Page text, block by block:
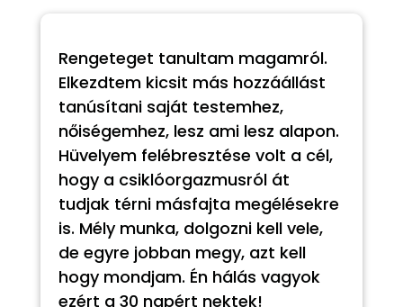
Rengeteget tanultam magamról.
Elkezdtem kicsit más hozzáállást
tanúsítani saját testemhez,
nőiségemhez, lesz ami lesz alapon.
Hüvelyem felébresztése volt a cél,
hogy a csiklóorgazmusról át
tudjak térni másfajta megélésekre
is. Mély munka, dolgozni kell vele,
de egyre jobban megy, azt kell
hogy mondjam. Én hálás vagyok
ezért a 30 napért nektek!